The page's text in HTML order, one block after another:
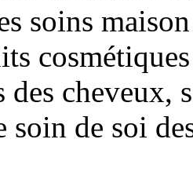
soins
des cheveux,
soin de soi